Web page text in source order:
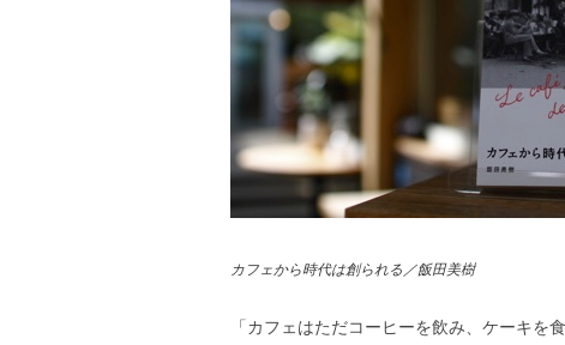
カフェから時代は創られる／飯田美樹
「カフェはただコーヒーを飲み、ケーキ